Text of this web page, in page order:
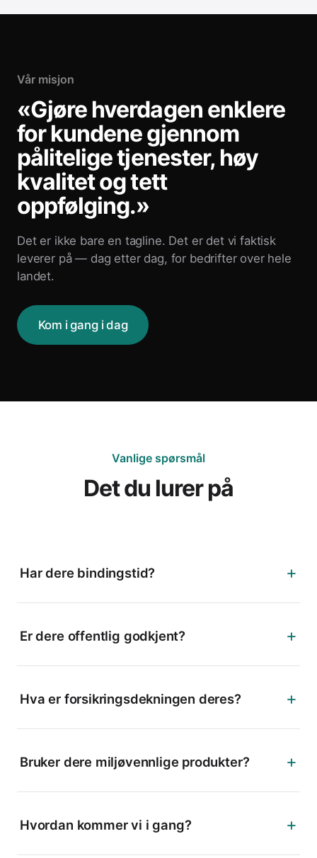
Vår misjon
«Gjøre hverdagen enklere
for kundene gjennom
pålitelige tjenester, høy
kvalitet og tett
oppfølging.»
Det er ikke bare en tagline. Det er det vi faktisk
leverer på — dag etter dag, for bedrifter over hele
landet.
Kom i gang i dag
Vanlige spørsmål
Det du lurer på
Har dere bindingstid? +
Er dere offentlig godkjent? +
Hva er forsikringsdekningen deres? +
Bruker dere miljøvennlige produkter? +
Hvordan kommer vi i gang? +